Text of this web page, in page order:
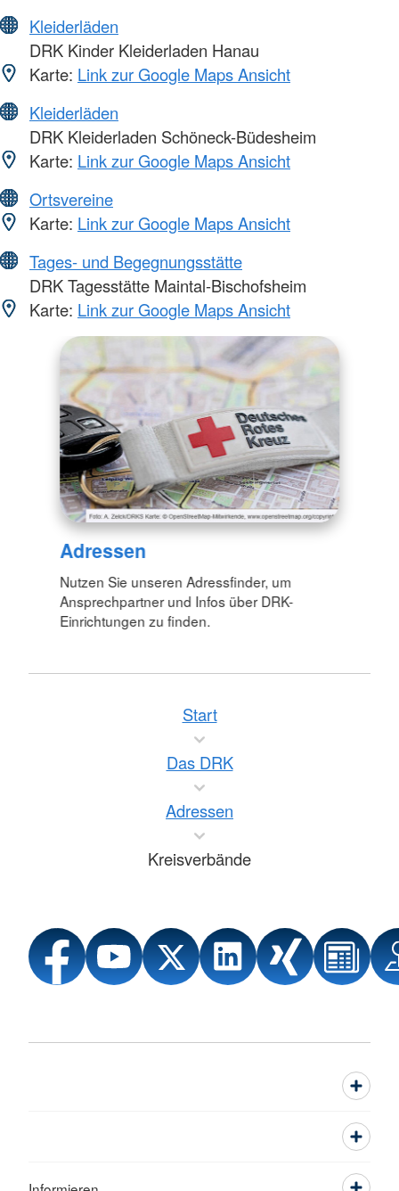
Kleiderläden
DRK Kinder Kleiderladen Hanau
Karte: Link zur Google Maps Ansicht
Kleiderläden
DRK Kleiderladen Schöneck-Büdesheim
Karte: Link zur Google Maps Ansicht
Ortsvereine
Karte: Link zur Google Maps Ansicht
Tages- und Begegnungsstätte
DRK Tagesstätte Maintal-Bischofsheim
Karte: Link zur Google Maps Ansicht
Adressen
Nutzen Sie unseren Adressfinder, um
Ansprechpartner und Infos über DRK-
Einrichtungen zu finden.
Start
Das DRK
Adressen
Kreisverbände